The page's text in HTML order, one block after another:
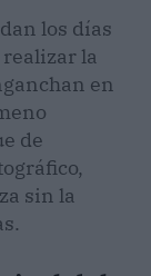
los días
la
en
de
sin la